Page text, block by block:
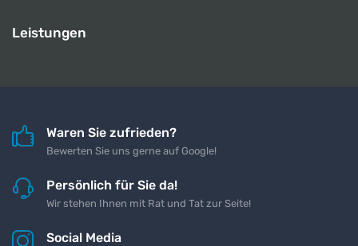
Leistungen
Waren Sie zufrieden?
Bewerten Sie uns gerne auf Google!
Persönlich für Sie da!
Wir stehen Ihnen mit Rat und Tat zur Seite!
Social Media